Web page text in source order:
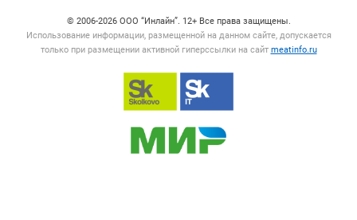
© 2006‑2026 ООО “Инлайн”. 12+ Все права защищены.
Использование информации, размещенной на данном сайте, допускается
только при размещении активной гиперссылки на сайт meatinfo.ru